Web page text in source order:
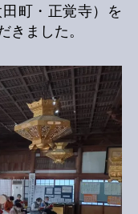
町・正覚寺）を
きました。